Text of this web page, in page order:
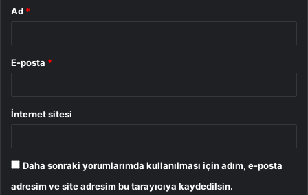
Ad *
E-posta *
İnternet sitesi
Daha sonraki yorumlarımda kullanılması için adım, e-posta
adresim ve site adresim bu tarayıcıya kaydedilsin.